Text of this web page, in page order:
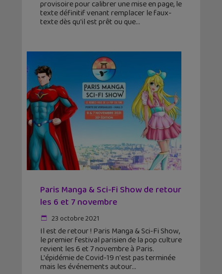
provisoire pour calibrer une mise en page, le
texte définitif venant remplacer le faux-
texte dès qu'il est prêt ou que
Paris Manga & Sci-Fi Show de retour
les 6 et 7 novembre
23 octobre 2021
Il est de retour ! Paris Manga & Sci-Fi Show,
le premier festival parisien de la pop culture
revient les 6 et 7 novembre à Paris.
L'épidémie de Covid-19 n'est pas terminée
mais les événements autour